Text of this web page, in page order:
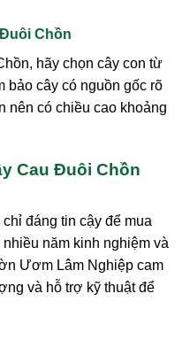
Chồn
hãy chọn cây con từ
bảo cây có nguồn gốc rõ
nên có chiều cao khoảng
Cau Đuôi Chồn
đáng tin cậy để mua
năm kinh nghiệm và
Ươm Lâm Nghiệp cam
và hỗ trợ kỹ thuật để